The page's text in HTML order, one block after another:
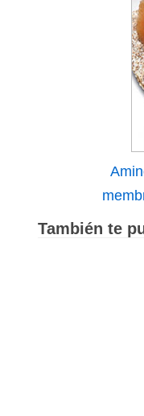
También te